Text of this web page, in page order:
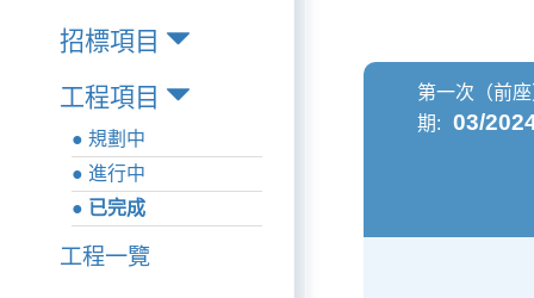
招標項目
工程項目
● 規劃中
● 進行中
● 已完成
工程一覽
第一次（前
期:
03/